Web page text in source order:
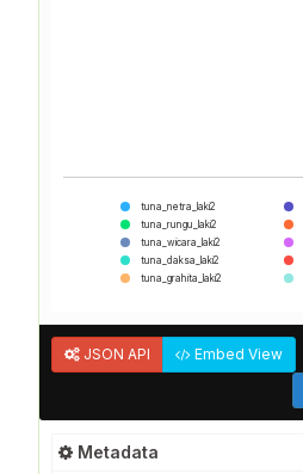
tuna_netra_laki2
tuna_rungu_laki2
tuna_wicara_laki2
tuna_daksa_laki2
tuna_grahita_laki2
JSON API
Embed View
Metadata